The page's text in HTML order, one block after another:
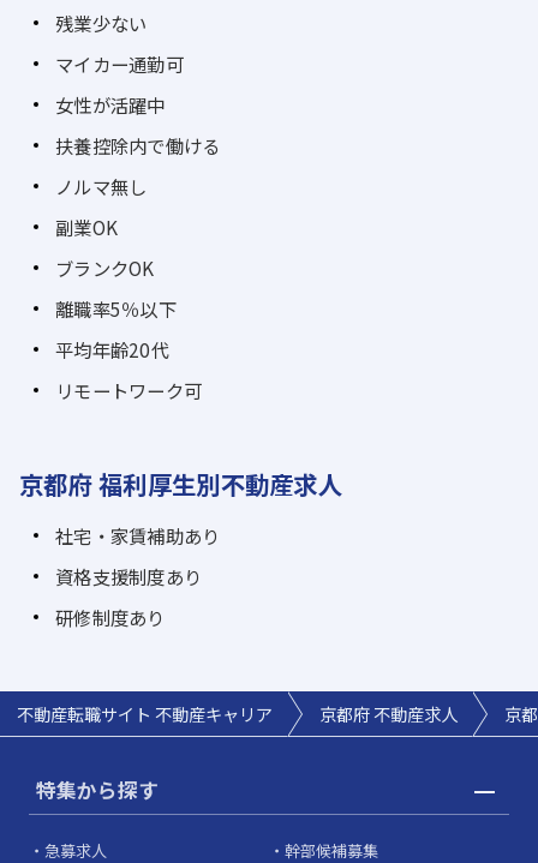
残業少ない
マイカー通勤可
女性が活躍中
扶養控除内で働ける
ノルマ無し
副業OK
ブランクOK
離職率5％以下
平均年齢20代
リモートワーク可
京都府 福利厚生別不動産求人
社宅・家賃補助あり
資格支援制度あり
研修制度あり
不動産転職サイト 不動産キャリア 京都府 不動産求人 京
特集から探す
急募求人
幹部候補募集